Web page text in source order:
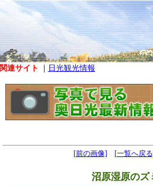
関連サイト ｜ 日光観光情報
[前の画像] [一覧へ戻
沼原湿原のズ